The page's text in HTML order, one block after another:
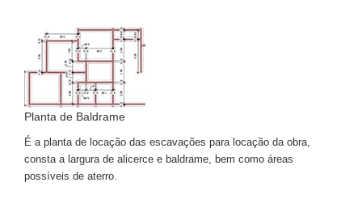
Planta de Baldrame
É a planta de locação das escavações para locação da obra,
consta a largura de alicerce e baldrame, bem como áreas
possíveis de aterro.